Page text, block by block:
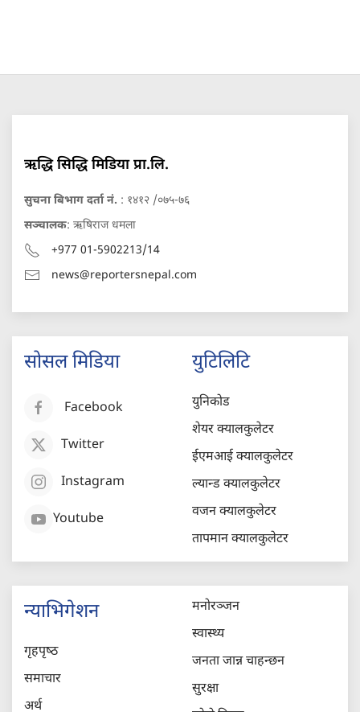
ऋद्धि सिद्धि मिडिया प्रा.लि.
सुचना बिभाग दर्ता नं. : १४१२ /०७५-७६
सञ्चालक: ऋषिराज धमला
+977 01-5902213/14
news@reportersnepal.com
सोसल मिडिया
Facebook
Twitter
Instagram
Youtube
युटिलिटि
युनिकोड
शेयर क्यालकुलेटर
ईएमआई क्यालकुलेटर
ल्यान्ड क्यालकुलेटर
वजन क्यालकुलेटर
तापमान क्यालकुलेटर
न्याभिगेशन
गृहपृष्‍ठ
समाचार
अर्थ
मनोरञ्जन
स्वास्थ्य
जनता जान्न चाहन्छन
सुरक्षा